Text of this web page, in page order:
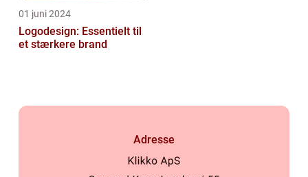
01 juni 2024
Logodesign: Essentielt til
et stærkere brand
Adresse